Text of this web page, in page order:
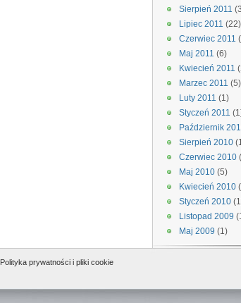
Sierpień 2011
Lipiec 2011 (22)
Czerwiec 2011
Maj 2011 (6)
Kwiecień 2011
Marzec 2011 (5)
Luty 2011 (1)
Styczeń 2011
Październik
Sierpień 2010
Czerwiec 2010
Maj 2010 (5)
Kwiecień 2010
Styczeń 2010
Listopad 2009
Maj 2009 (1)
Polityka prywatności i pliki cookie